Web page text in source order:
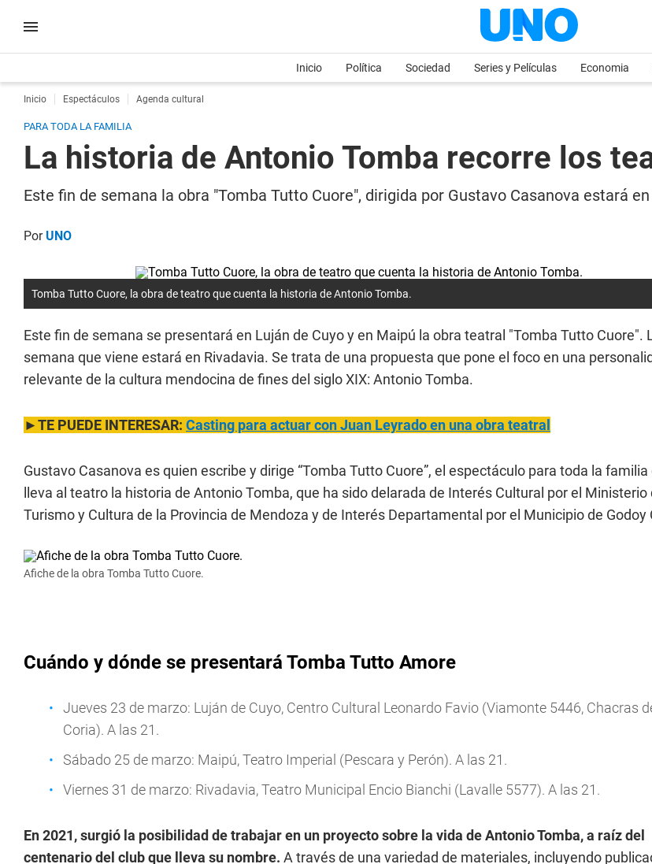
Inicio Política Sociedad Series y Películas Economia
Inicio Espectáculos Agenda cultural
PARA TODA LA FAMILIA
La historia de Antonio Tomba recorre los
Este fin de semana la obra "Tomba Tutto Cuore", dirigida por Gustavo Casanova estará
PorUNO
Tomba Tutto Cuore, la obra de teatro que cuenta la historia de Antonio Tomba.
Este fin de semana se presentará en Luján de Cuyo y en Maipú la obra teatral "Tomba Tutto Cuore".
semana que viene estará en Rivadavia. Se trata de una propuesta que pone el foco en una
relevante de la cultura mendocina de fines del siglo XIX: Antonio Tomba.
►TE PUEDE INTERESAR: Casting para actuar con Juan Leyrado en una obra teatral
Gustavo Casanova es quien escribe y dirige “Tomba Tutto Cuore”, el espectáculo para toda la familia
lleva al teatro la historia de Antonio Tomba, que ha sido delarada de Interés Cultural por el Ministerio
Turismo y Cultura de la Provincia de Mendoza y de Interés Departamental por el Municipio de Godoy
Afiche de la obra Tomba Tutto Cuore.
Cuándo y dónde se presentará Tomba Tutto Amore
Jueves 23 de marzo: Luján de Cuyo, Centro Cultural Leonardo Favio (Viamonte 5446, Chacras
Coria). A las 21.
Sábado 25 de marzo: Maipú, Teatro Imperial (Pescara y Perón). A las 21.
Viernes 31 de marzo: Rivadavia, Teatro Municipal Encio Bianchi (Lavalle 5577). A las 21.
En 2021, surgió la posibilidad de trabajar en un proyecto sobre la vida de Antonio Tomba, a raíz del
centenario del club que lleva su nombre. A través de una variedad de materiales, incluyendo